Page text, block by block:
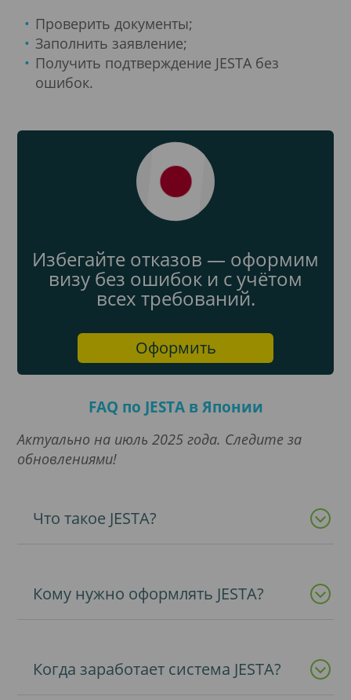
Проверить документы;
Заполнить заявление;
Получить подтверждение JESTA без
ошибок.
Избегайте отказов — оформим
визу без ошибок и с учётом
всех требований.
Оформить
FAQ по JESTA в Японии
Актуально на июль 2025 года. Следите за
обновлениями!
Что такое JESTA?
Кому нужно оформлять JESTA?
Когда заработает система JESTA?